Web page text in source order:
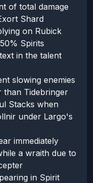
of total damage
Shard
on Rubick
Spirits
in the talent
slowing enemies
than Tidebringer
Stacks when
under Largo's
immediately
a wraith due to
in Spirit